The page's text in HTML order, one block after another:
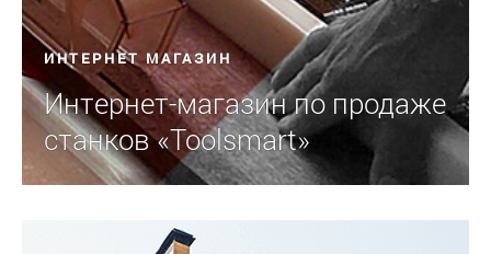
ИНТЕРНЕТ МАГАЗИН
Интернет-магазин по продаже
станков «Toolsmart»